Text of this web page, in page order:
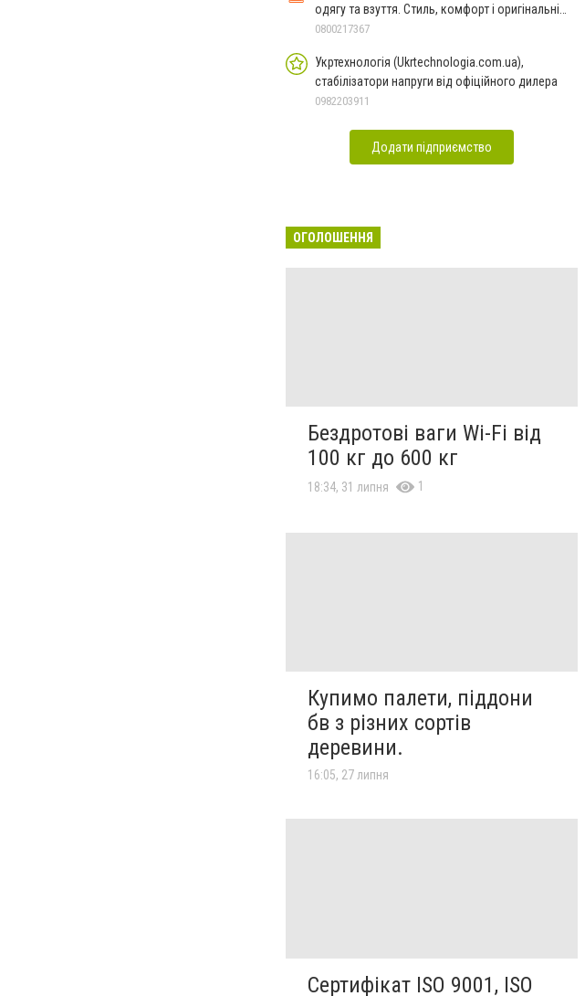
одягу та взуття. Стиль, комфорт і оригінальні
моделі
0800217367
Укртехнологія (Ukrtechnologia.com.ua),
стабілізатори напруги від офіційного дилера
0982203911
Додати підприємство
ОГОЛОШЕННЯ
Бездротові ваги Wi-Fi від
100 кг до 600 кг
18:34, 31 липня 1
Купимо палети, піддони
бв з різних сортів
деревини.
16:05, 27 липня
Сертифікат ISO 9001, ISO